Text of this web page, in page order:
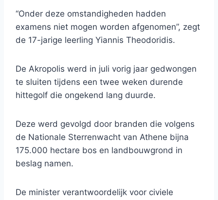
“Onder deze omstandigheden hadden
examens niet mogen worden afgenomen”, zegt
de 17-jarige leerling Yiannis Theodoridis.
De Akropolis werd in juli vorig jaar gedwongen
te sluiten tijdens een twee weken durende
hittegolf die ongekend lang duurde.
Deze werd gevolgd door branden die volgens
de Nationale Sterrenwacht van Athene bijna
175.000 hectare bos en landbouwgrond in
beslag namen.
De minister verantwoordelijk voor civiele